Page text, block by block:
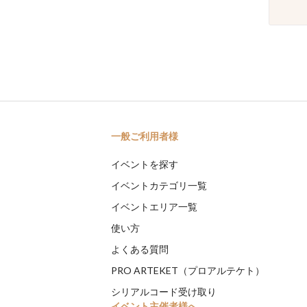
一般ご利用者様
イベントを探す
イベントカテゴリ一覧
イベントエリア一覧
使い方
よくある質問
PRO ARTEKET（プロアルテケト）
シリアルコード受け取り